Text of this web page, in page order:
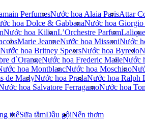
PerfumesNước hoa Alaia ParisAttar
hoa Dolce & GabbanaNước hoa Giorgio
Nước hoa KilianL’Orchestre ParfumLalique
Marie JeanneNước hoa MissoniNước
Nước hoa Britney SpearsNước hoa Byredo
d`OrangeNước hoa Frederic MalleNước
hoa MontblancNước hoa Moschino
de MarlyNước hoa PradaNước hoa Ralph
hoa Salvatore FerragamoNước hoa
thểSữa tắmDầu gộiNến thơm